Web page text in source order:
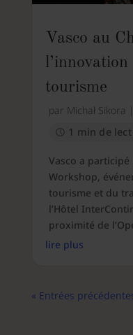
Vasco au
tourisme
par Michał Sikora
1 min de
Vasco a
Workshop,
tourisme et du
l’Hôtel
proximité de
lire plus
« Entrées